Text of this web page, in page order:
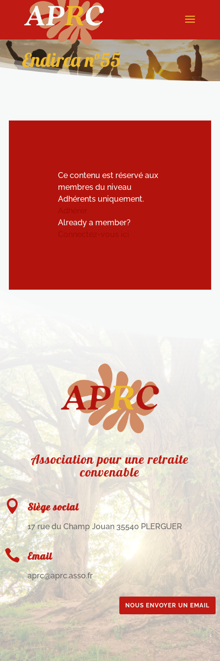
Endirca n°55
Ce contenu est réservé aux
membres du niveau
Adhérents uniquement.
Already a member?
Association pour une retraite
convenable
 Siège social
17 rue du Champ Jouan 35540 PLERGUER
 Email
aprc@aprc.asso.fr
NOUS ENVOYER UN EMAIL